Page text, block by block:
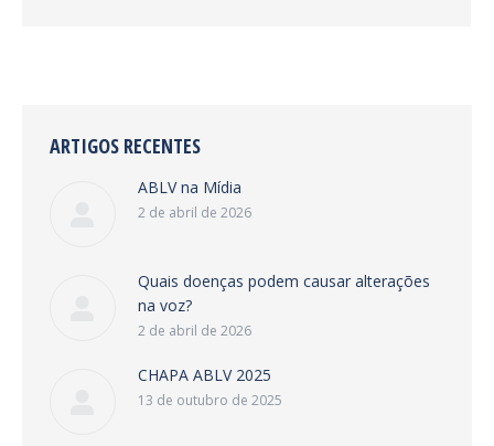
ARTIGOS RECENTES
ABLV na Mídia
2 de abril de 2026
Quais doenças podem causar alterações
na voz?
2 de abril de 2026
CHAPA ABLV 2025
13 de outubro de 2025